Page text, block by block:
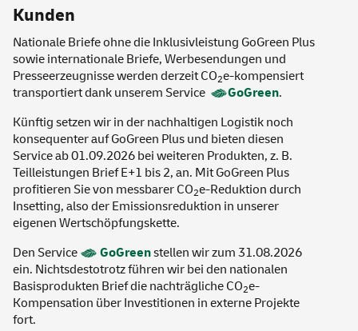
Kunden
Nationale Briefe ohne die Inklusivleistung GoGreen Plus
sowie internationale Briefe, Werbesendungen und
Presseerzeugnisse werden derzeit CO2e-kompensiert
transportiert dank unserem Service GoGreen.
Künftig setzen wir in der nachhaltigen Logistik noch
konsequenter auf GoGreen Plus und bieten diesen
Service ab 01.09.2026 bei weiteren Produkten, z. B.
Teilleistungen Brief E+1 bis 2, an. Mit GoGreen Plus
profitieren Sie von messbarer CO2e-Reduktion durch
Insetting, also der Emissionsreduktion in unserer
eigenen Wertschöpfungskette.
Den Service
GoGreenstellen wir zum 31.08.2026
ein. Nichtsdestotrotz führen wir bei den nationalen
Basisprodukten Brief die nachträgliche CO2e-
Kompensation über Investitionen in externe Projekte
fort.